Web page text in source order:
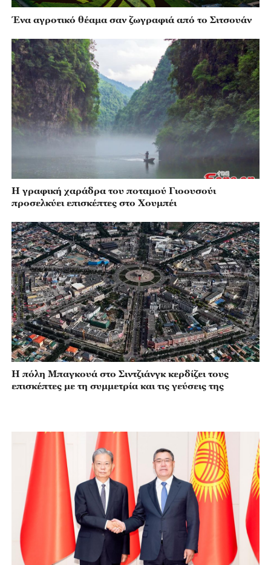
Ένα αγροτικό θέαμα σαν ζωγραφιά από το Σιτσουάν
Η γραφική χαράδρα του ποταμού Γιοουσούι
προσελκύει επισκέπτες στο Χουμπέι
Η πόλη Μπαγκουά στο Σιντζιάνγκ κερδίζει τους
επισκέπτες με τη συμμετρία και τις γεύσεις της